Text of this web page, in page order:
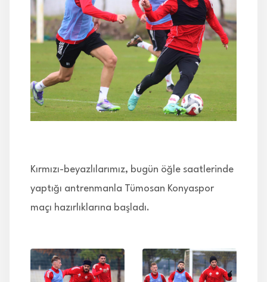
İLETİŞİM
Kırmızı-beyazlılarımız, bugün öğle saatlerinde
yaptığı antrenmanla Tümosan Konyaspor
maçı hazırlıklarına başladı.